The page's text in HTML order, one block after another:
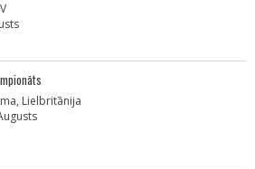
Lielbritānija